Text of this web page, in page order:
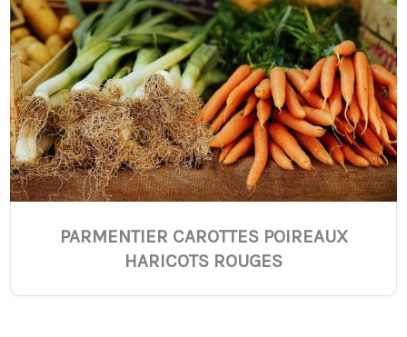
PARMENTIER CAROTTES POIREAUX
HARICOTS ROUGES